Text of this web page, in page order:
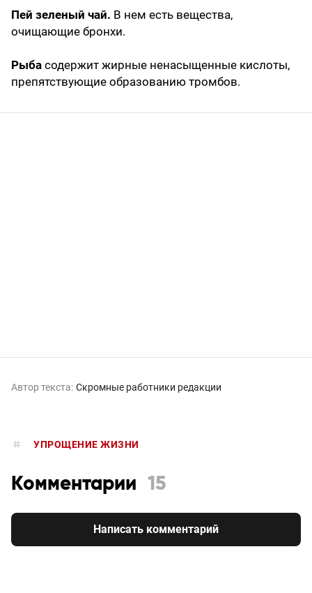
Пей зеленый чай. В нем есть вещества,
очищающие бронхи.
Рыба содержит жирные ненасыщенные кислоты,
препятствующие образованию тромбов.
Автор текста: Скромные работники редакции
УПРОЩЕНИЕ ЖИЗНИ
Комментарии 15
Написать комментарий